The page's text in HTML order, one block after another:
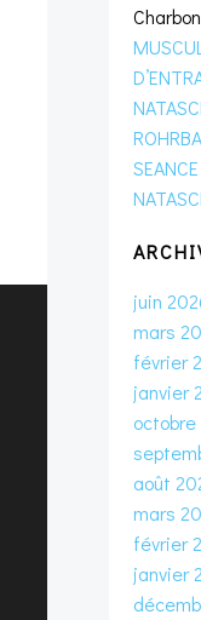
juin
mars
février
janvier
août
mars
février
janvier